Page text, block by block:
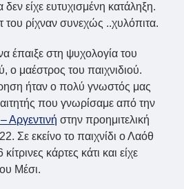
είχε ευτυχισμένη κατάληξη.
του ρίχναν συνεχώς ..χυλόπιτα.
έπαιξε στη ψυχολογία του
ο μαέστρος του παιχνιδιού.
ήταν ο πολύ γνωστός μας
που γνωρίσαμε από την
Αργεντινή στην προημιτελική
Σε εκείνο το παιχνίδι ο Λαόθ
κάρτες κάτι και είχε
Μέσι.